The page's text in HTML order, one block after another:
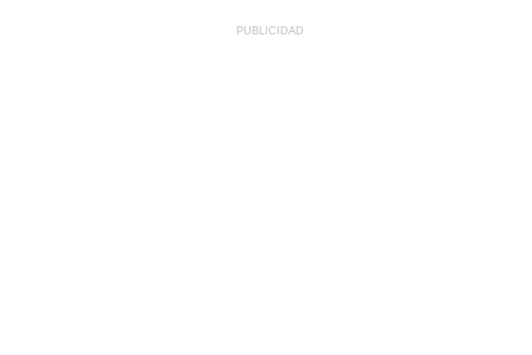
PUBLICIDAD